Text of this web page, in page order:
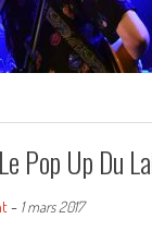
Pop Up Du
- 1 mars 2017